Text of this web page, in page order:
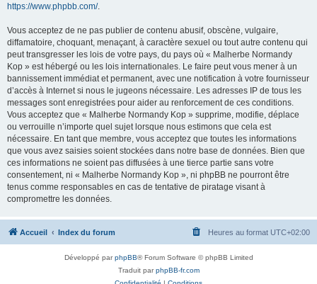
https://www.phpbb.com/.
Vous acceptez de ne pas publier de contenu abusif, obscène, vulgaire,
diffamatoire, choquant, menaçant, à caractère sexuel ou tout autre contenu qui
peut transgresser les lois de votre pays, du pays où « Malherbe Normandy
Kop » est hébergé ou les lois internationales. Le faire peut vous mener à un
bannissement immédiat et permanent, avec une notification à votre fournisseur
d’accès à Internet si nous le jugeons nécessaire. Les adresses IP de tous les
messages sont enregistrées pour aider au renforcement de ces conditions.
Vous acceptez que « Malherbe Normandy Kop » supprime, modifie, déplace
ou verrouille n’importe quel sujet lorsque nous estimons que cela est
nécessaire. En tant que membre, vous acceptez que toutes les informations
que vous avez saisies soient stockées dans notre base de données. Bien que
ces informations ne soient pas diffusées à une tierce partie sans votre
consentement, ni « Malherbe Normandy Kop », ni phpBB ne pourront être
tenus comme responsables en cas de tentative de piratage visant à
compromettre les données.
Accueil Index du forum Heures au format UTC+02:00
Développé parphpBB® Forum Software © phpBB Limited
Traduit parphpBB-fr.com